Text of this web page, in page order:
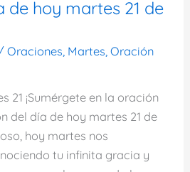
de hoy martes 21 de
Oraciones, Martes,Oración
21 ¡Sumérgete en la oración
del día de hoy martes 21 de
hoy martes nos
tu infinita gracia y